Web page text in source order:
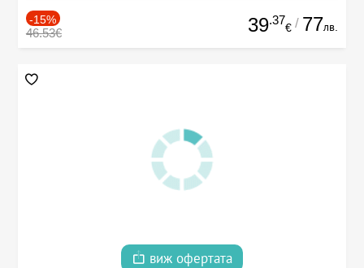
-15%
46.53€ 39.37
€ / 77лв.
виж офертата